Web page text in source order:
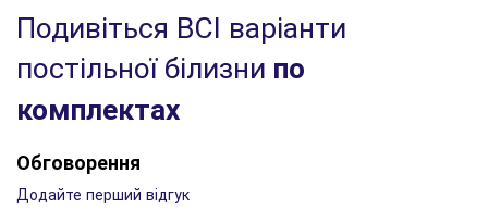
Подивіться ВСІ варіанти
постільної білизни по
комплектах
Обговорення
Додайте перший відгук